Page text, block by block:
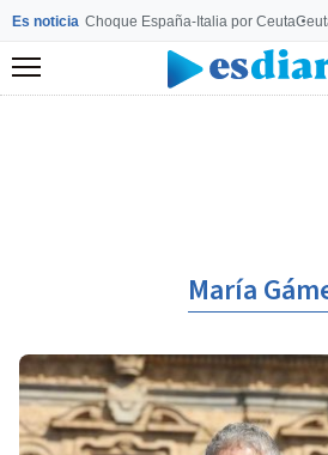
Es noticia Choque España-Italia por Ceuta
Menú
María